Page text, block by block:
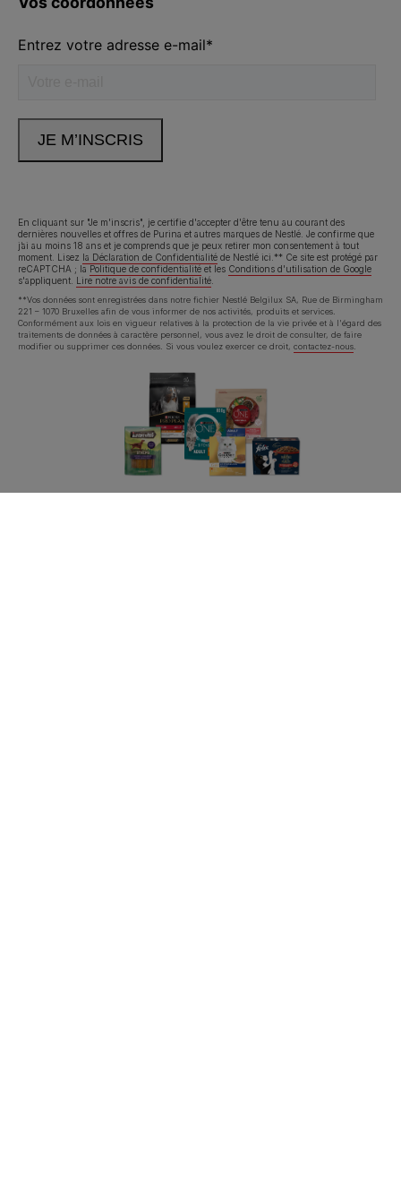
En cliquant sur "Je m'inscris", je certifie d'accepter d'être tenu au courant des
dernières nouvelles et offres de Purina et autres marques de Nestlé. Je confirme que
j’ai au moins 18 ans et je comprends que je peux retirer mon consentement à tout
moment. Lisez la Déclaration de Confidentialité de Nestlé ici.** Ce site est protégé par
reCAPTCHA ; la Politique de confidentialité et les Conditions d'utilisation de Google
s'appliquent.
Lire notre avis de confidentialité
**Vos données sont enregistrées dans notre fichier Nestlé Belgilux SA, Rue de Birmingham
221 – 1070 Bruxelles afin de vous informer de nos activités, produits et services.
Conformément aux lois en vigueur relatives à la protection de la vie privée et à l'égard des
traitements de données à caractère personnel, vous avez le droit de consulter, de faire
modifier ou supprimer ces données. Si vous voulez exercer ce droit, contactez-nous.